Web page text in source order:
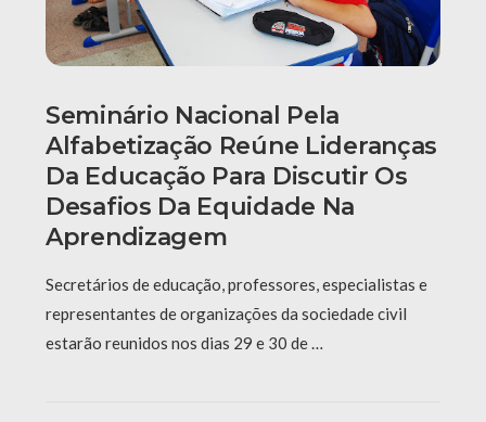
Seminário Nacional Pela
Alfabetização Reúne Lideranças
Da Educação Para Discutir Os
Desafios Da Equidade Na
Aprendizagem
Secretários de educação, professores, especialistas e
representantes de organizações da sociedade civil
estarão reunidos nos dias 29 e 30 de …